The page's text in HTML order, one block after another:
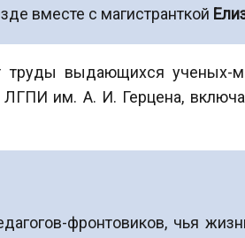
вместе с магистранткой
выдающихся ученых-
им. А. И. Герцена,
фронтовиков, чья